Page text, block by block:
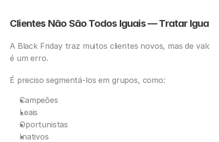
Clientes Não São Todos Iguais — Tratar Igual
A Black Friday traz muitos clientes novos, mas de
é um erro.
É preciso segmentá-los em grupos, como:
Campeões
Leais
Oportunistas
Inativos